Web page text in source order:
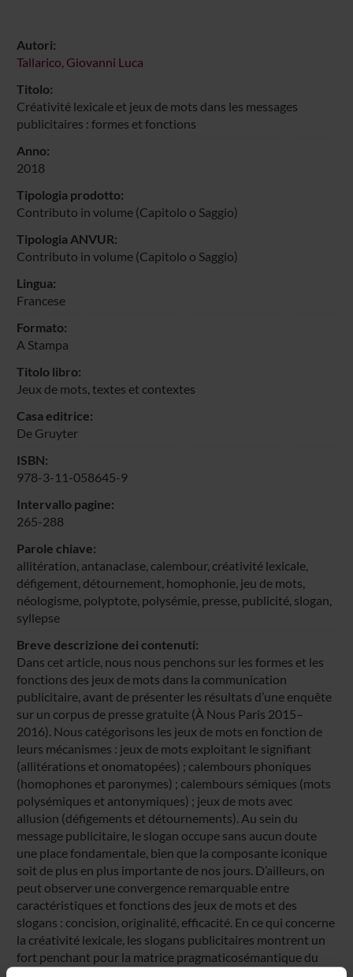
Autori:
Tallarico, Giovanni Luca
Titolo:
Créativité lexicale et jeux de mots dans les messages
publicitaires : formes et fonctions
Anno:
2018
Tipologia prodotto:
Contributo in volume (Capitolo o Saggio)
Tipologia ANVUR:
Contributo in volume (Capitolo o Saggio)
Lingua:
Francese
Formato:
A Stampa
Titolo libro:
Jeux de mots, textes et contextes
Casa editrice:
De Gruyter
ISBN:
978-3-11-058645-9
Intervallo pagine:
265-288
Parole chiave:
allitération, antanaclase, calembour, créativité lexicale,
défigement, détournement, homophonie, jeu de mots,
néologisme, polyptote, polysémie, presse, publicité, slogan,
syllepse
Breve descrizione dei contenuti:
Dans cet article, nous nous penchons sur les formes et les
fonctions des jeux de mots dans la communication
publicitaire, avant de présenter les résultats d’une enquête
sur un corpus de presse gratuite (À Nous Paris 2015–
2016). Nous catégorisons les jeux de mots en fonction de
leurs mécanismes : jeux de mots exploitant le signifiant
(allitérations et onomatopées) ; calembours phoniques
(homophones et paronymes) ; calembours sémiques (mots
polysémiques et antonymiques) ; jeux de mots avec
allusion (défigements et détournements). Au sein du
message publicitaire, le slogan occupe sans aucun doute
une place fondamentale, bien que la composante iconique
soit de plus en plus importante de nos jours. D’ailleurs, on
peut observer une convergence remarquable entre
caractéristiques et fonctions des jeux de mots et des
slogans : concision, originalité, efficacité. En ce qui concerne
la créativité lexicale, les slogans publicitaires montrent un
fort penchant pour la matrice pragmaticosémantique du